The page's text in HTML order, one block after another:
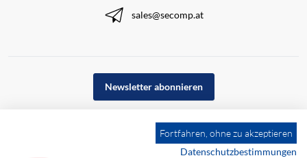
sales@secomp.at
Newsletter abonnieren
Fortfahren, ohne zu akzeptieren
Datenschutzbestimmungen